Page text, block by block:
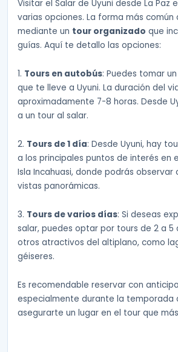
Visitar el Salar de Uyuni desde La Paz
varias opciones. La forma más común
mediante un tour organizado que
guías. Aquí te detallo las opciones:
1. Tours en autobús: Puedes tomar
que te lleve a Uyuni. La duración del
aproximadamente 7-8 horas. Desde
a un tour al salar.
2. Tours de 1 día: Desde Uyuni, hay
a los principales puntos de interés en
Isla Incahuasi, donde podrás
vistas panorámicas.
3. Tours de varios días: Si deseas
salar, puedes optar por tours de 2 a 5
otros atractivos del altiplano, como
géiseres.
Es recomendable reservar con
especialmente durante la temporada
asegurarte un lugar en el tour que